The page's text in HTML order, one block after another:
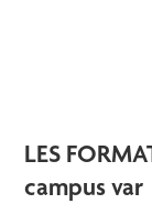
LES
campus var